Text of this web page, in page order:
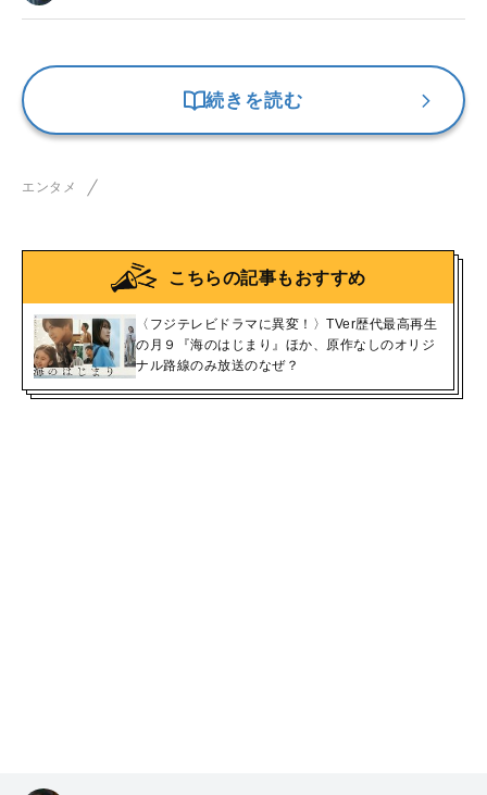
続きを読む
エンタメ
こちらの記事もおすすめ
〈フジテレビドラマに異変！〉TVer歴代最高再生
の月９『海のはじまり』ほか、原作なしのオリジ
ナル路線のみ放送のなぜ？